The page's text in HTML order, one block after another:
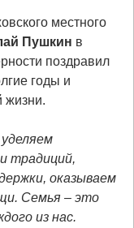
местного
Пушкин в
поздравил
годы и
жизни.
традиций,
оказываем
Семья – это
из нас.